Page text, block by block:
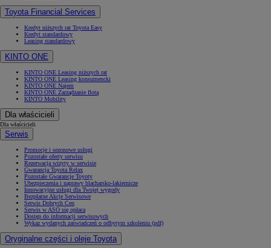
Toyota Financial Services
Kredyt niższych rat Toyota Easy
Kredyt standardowy
Leasing standardowy
KINTO ONE
KINTO ONE Leasing niższych rat
KINTO ONE Leasing konsumencki
KINTO ONE Najem
KINTO ONE Zarządzanie flotą
KINTO Mobility
Dla właścicieli
Dla właścicieli
Serwis
Promocje i sezonowe usługi
Pozostałe oferty serwisu
Rezerwacja wizyty w serwisie
Gwarancja Toyota Relax
Pozostałe Gwarancje Toyoty
Ubezpieczenia i naprawy blacharsko-lakiernicze
Innowacyjne usługi dla Twojej wygody
Bezpłatne Akcje Serwisowe
Serwis Dobrych Cen
Serwis w ASO się opłaca
Dostęp do informacji serwisowych
Wykaz wydanych zaświadczeń o odbytym szkoleniu (pdf)
Oryginalne części i oleje Toyota